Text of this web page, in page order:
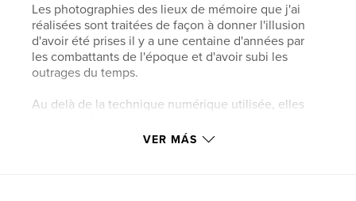
Les photographies des lieux de mémoire que j'ai
réalisées sont traitées de façon à donner l'illusion
d'avoir été prises il y a une centaine d'années par
les combattants de l'époque et d'avoir subi les
outrages du temps.
Au delà de la technique numérique utilisée, elles
plutôt que sur les contenus historiques que l'on a
VER MÁS